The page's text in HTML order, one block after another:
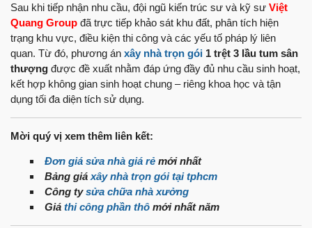
Sau khi tiếp nhận nhu cầu, đội ngũ kiến trúc sư và kỹ sư Việt
Quang Group đã trực tiếp khảo sát khu đất, phân tích hiện
trạng khu vực, điều kiện thi công và các yếu tố pháp lý liên
quan. Từ đó, phương án xây nhà trọn gói 1 trệt 3 lầu tum sân
thượng được đề xuất nhằm đáp ứng đầy đủ nhu cầu sinh hoạt,
kết hợp không gian sinh hoạt chung – riêng khoa học và tận
dụng tối đa diện tích sử dụng.
Mời quý vị xem thêm liên kết:
Đơn giá sửa nhà giá rẻ mới nhất
Bảng giá xây nhà trọn gói tại tphcm
Công tysửa chữa nhà xưởng
Giá thi công phần thô mới nhất năm